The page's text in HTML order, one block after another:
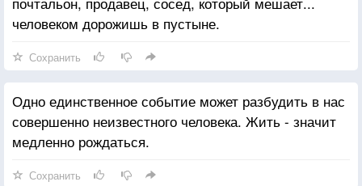
человеком дорожишь в пустыне.
Сохранить
Одно единственное событие может разбудить в нас
совершенно неизвестного человека. Жить - значит
медленно рождаться.
Сохранить